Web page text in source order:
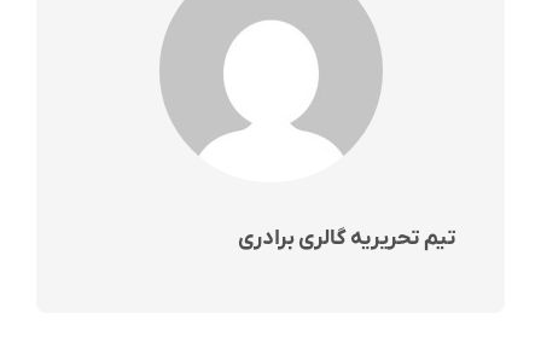
تیم تحریریه گالری برادری